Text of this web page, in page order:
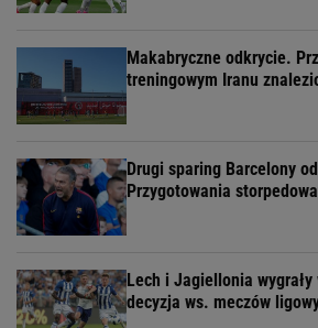
Makabryczne odkrycie.
treningowym Iranu
Drugi sparing Barcelony
Przygotowania
Lech i Jagiellonia
decyzja ws. meczów